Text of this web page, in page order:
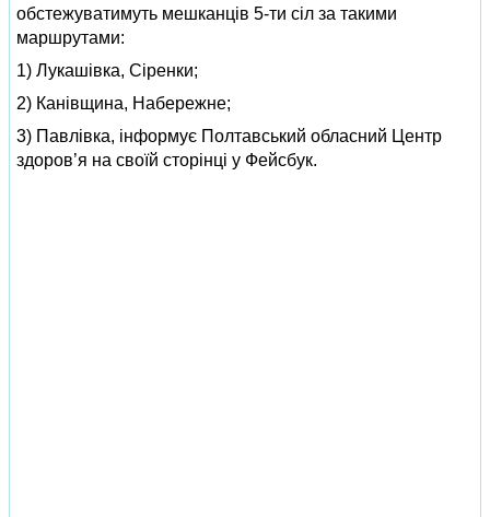
обстежуватимуть мешканців 5-ти сіл за такими
маршрутами:
1) Лукашівка, Сіренки;
2) Канівщина, Набережне;
3) Павлівка, інформує Полтавський обласний Центр
здоров’я на своїй сторінці у Фейсбук.